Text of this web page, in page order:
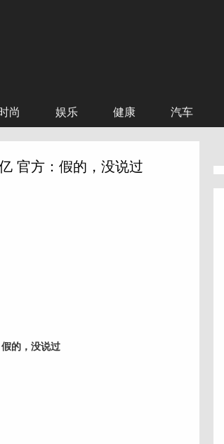
尚 娱乐 健康 汽车
官方：假的，没说过
的，没说过